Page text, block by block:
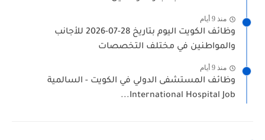
منذ 9 أيام
وظائف الكويت اليوم بتاريخ 28-07-2026 للأجانب
والمواطنين في مختلف التخصصات
منذ 9 أيام
وظائف المستشفى الدولي في الكويت - السالمية
International Hospital Job...